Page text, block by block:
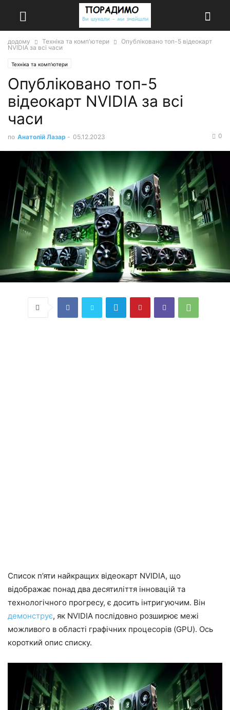
додому Техніка та комп'ютери
Опубліковано топ-5 відеокарт
NVIDIA за всі часи
Техніка та комп'ютери
Опубліковано топ-5
відеокарт NVIDIA за всі
часи
по Анатолій Лазар - 05.12.2023 0
Список п’яти найкращих відеокарт NVIDIA, що
відображає понад два десятиліття інновацій та
технологічного прогресу, є досить інтригуючим. Він
демонструє, як NVIDIA послідовно розширює межі
можливого в області графічних процесорів (GPU). Ось
короткий опис списку.